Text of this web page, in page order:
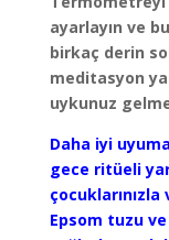
ayarlayın ve
birkaç derin
meditasyon
uykunuz
Daha iyi
gece ritüeli
çocuklarınızla
Epsom tuzu